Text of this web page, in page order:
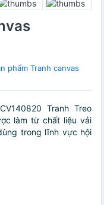
phẩm Tranh canvas
Tranh Treo
làm từ chất liệu vải
trong lĩnh vực hội